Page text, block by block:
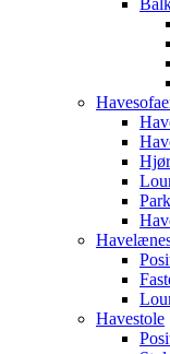
Havestole